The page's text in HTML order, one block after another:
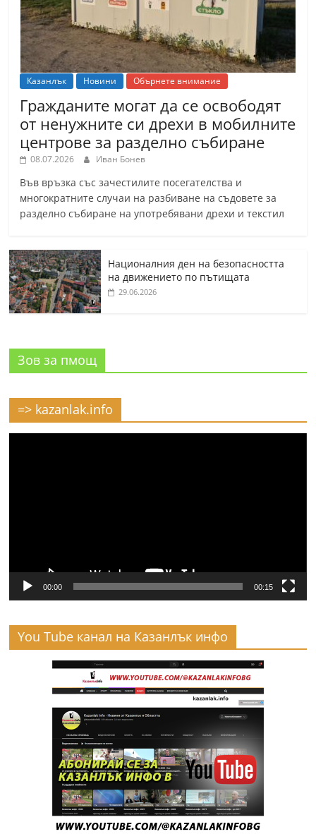
Казанлък Новини Обърнете внимание
Гражданите могат да се освободят
от ненужните си дрехи в мобилните
центрове за разделно събиране
08.07.2026 Иван Бонев
Във връзка със зачестилите посегателства и
многократните случаи на разбиване на съдовете за
разделно събиране на употребявани дрехи и текстил
Националния ден на безопасността
на движението по пътищата
29.06.2026
Зов за пмощ
=> kazanlak.info
00:00 00:15
You Tube канал на Казанлък инфо